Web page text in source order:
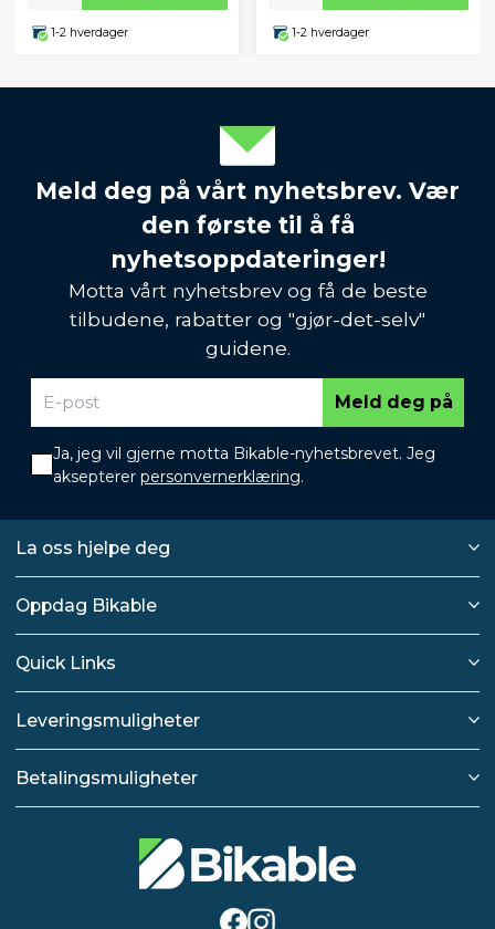
1-2 hverdager 1-2 hverdager
Meld deg på vårt nyhetsbrev. Vær
den første til å få
nyhetsoppdateringer!
Motta vårt nyhetsbrev og få de beste
tilbudene, rabatter og "gjør-det-selv"
guidene.
Meld deg på
Ja, jeg vil gjerne motta Bikable-nyhetsbrevet. Jeg
aksepterer personvernerklæring.
La oss hjelpe deg
Oppdag Bikable
Quick Links
Leveringsmuligheter
Betalingsmuligheter